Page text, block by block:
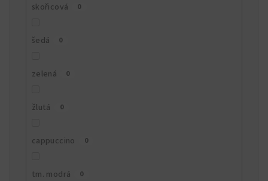
skořicová 0
šedá 0
zelená 0
žlutá 0
cappuccino 0
tm. modrá 0